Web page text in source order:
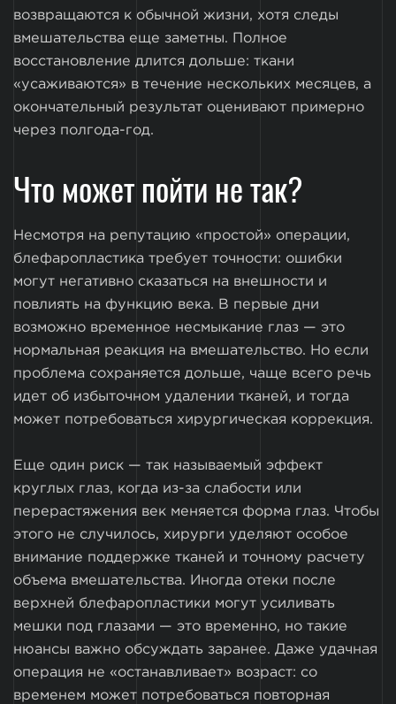
возвращаются к обычной жизни, хотя следы
вмешательства еще заметны. Полное
восстановление длится дольше: ткани
«усаживаются» в течение нескольких месяцев, а
окончательный результат оценивают примерно
через полгода-год.
Что может пойти не так?
Несмотря на репутацию «простой» операции,
блефаропластика требует точности: ошибки
могут негативно сказаться на внешности и
повлиять на функцию века. В первые дни
возможно временное несмыкание глаз — это
нормальная реакция на вмешательство. Но если
проблема сохраняется дольше, чаще всего речь
идет об избыточном удалении тканей, и тогда
может потребоваться хирургическая коррекция.
Еще один риск — так называемый эффект
круглых глаз, когда из-за слабости или
перерастяжения век меняется форма глаз. Чтобы
этого не случилось, хирурги уделяют особое
внимание поддержке тканей и точному расчету
объема вмешательства. Иногда отеки после
верхней блефаропластики могут усиливать
мешки под глазами — это временно, но такие
нюансы важно обсуждать заранее. Даже удачная
операция не «останавливает» возраст: со
временем может потребоваться повторная